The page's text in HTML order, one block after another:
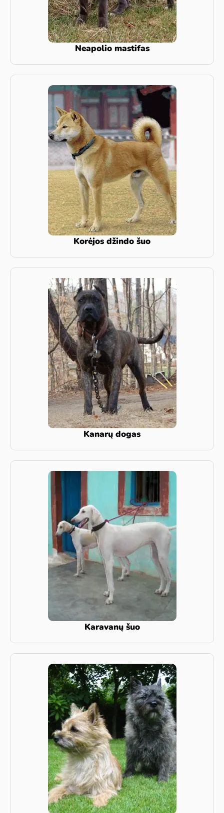
Neapolio mastifas
Korėjos džindo šuo
Kanarų dogas
Karavanų šuo